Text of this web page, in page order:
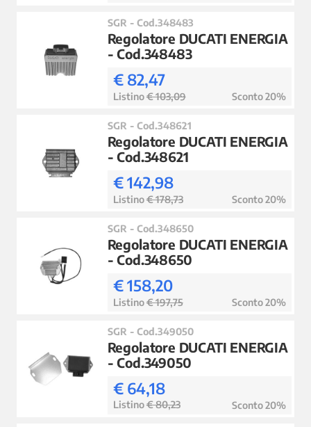
SGR - Cod.348483
Regolatore DUCATI ENERGIA
- Cod.348483
€ 82,47
Listino€ 103,09 Sconto 20%
SGR - Cod.348621
Regolatore DUCATI ENERGIA
- Cod.348621
€ 142,98
Listino€ 178,73 Sconto 20%
SGR - Cod.348650
Regolatore DUCATI ENERGIA
- Cod.348650
€ 158,20
Listino€ 197,75 Sconto 20%
SGR - Cod.349050
Regolatore DUCATI ENERGIA
- Cod.349050
€ 64,18
Listino€ 80,23 Sconto 20%